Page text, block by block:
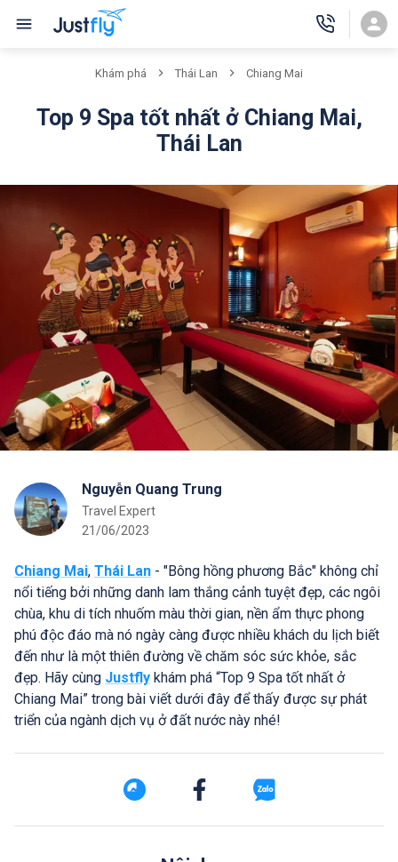
Khám phá Thái Lan Chiang Mai
Top 9 Spa tốt nhất ở Chiang Mai,
Thái Lan
Nguyễn Quang Trung
Travel Expert
21/06/2023
Chiang Mai, Thái Lan - "Bông hồng phương Bắc" không chỉ
nổi tiếng bởi những danh lam thắng cảnh tuyệt đẹp, các ngôi
chùa, khu di tích nhuốm màu thời gian, nền ẩm thực phong
phú độc đáo mà nó ngày càng được nhiều khách du lịch biết
đến như là một thiên đường về chăm sóc sức khỏe, sắc
đẹp. Hãy cùng Justfly khám phá “Top 9 Spa tốt nhất ở
Chiang Mai” trong bài viết dưới đây để thấy được sự phát
triển của ngành dịch vụ ở đất nước này nhé!